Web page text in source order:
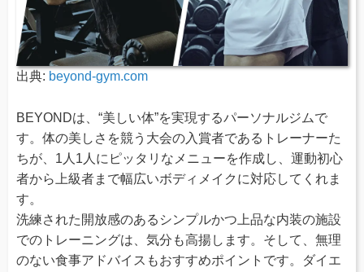
出典: beyond-gym.com
BEYONDは、“美しい体”を実現するパーソナルジムで
す。体の美しさを競う大会の入賞者であるトレーナーた
ちが、1人1人にピッタリなメニューを作成し、運動初心
者から上級者まで幅広いボディメイクに対応してくれま
す。
洗練された開放感のあるシンプルかつ上品な内装の施設
でのトレーニングは、気分も高揚します。そして、無理
のない食事アドバイスもおすすめポイントです。ダイエ